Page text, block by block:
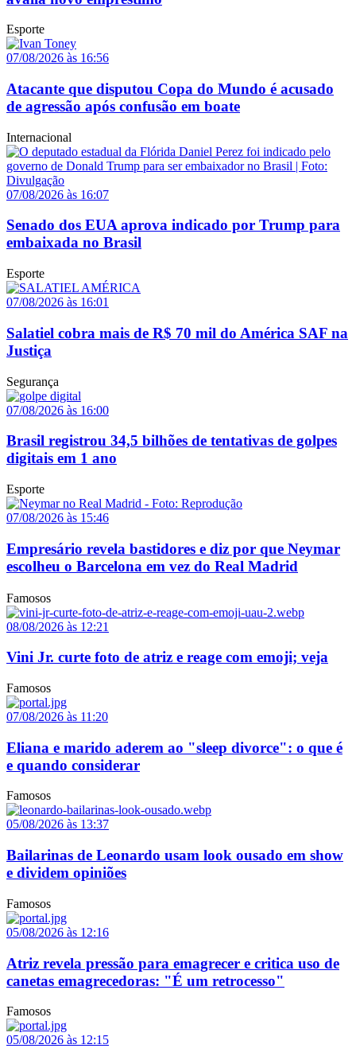
Esporte
07/08/2026 às 16:56
Atacante que disputou Copa do Mundo é acusado
de agressão após confusão em boate
Internacional
07/08/2026 às 16:07
Senado dos EUA aprova indicado por Trump para
embaixada no Brasil
Esporte
07/08/2026 às 16:01
Salatiel cobra mais de R$ 70 mil do América SAF na
Justiça
Segurança
07/08/2026 às 16:00
Brasil registrou 34,5 bilhões de tentativas de golpes
digitais em 1 ano
Esporte
07/08/2026 às 15:46
Empresário revela bastidores e diz por que Neymar
escolheu o Barcelona em vez do Real Madrid
Famosos
08/08/2026 às 12:21
Vini Jr. curte foto de atriz e reage com emoji; veja
Famosos
07/08/2026 às 11:20
Eliana e marido aderem ao "sleep divorce": o que é
e quando considerar
Famosos
05/08/2026 às 13:37
Bailarinas de Leonardo usam look ousado em show
e dividem opiniões
Famosos
05/08/2026 às 12:16
Atriz revela pressão para emagrecer e critica uso de
canetas emagrecedoras: "É um retrocesso"
Famosos
05/08/2026 às 12:15